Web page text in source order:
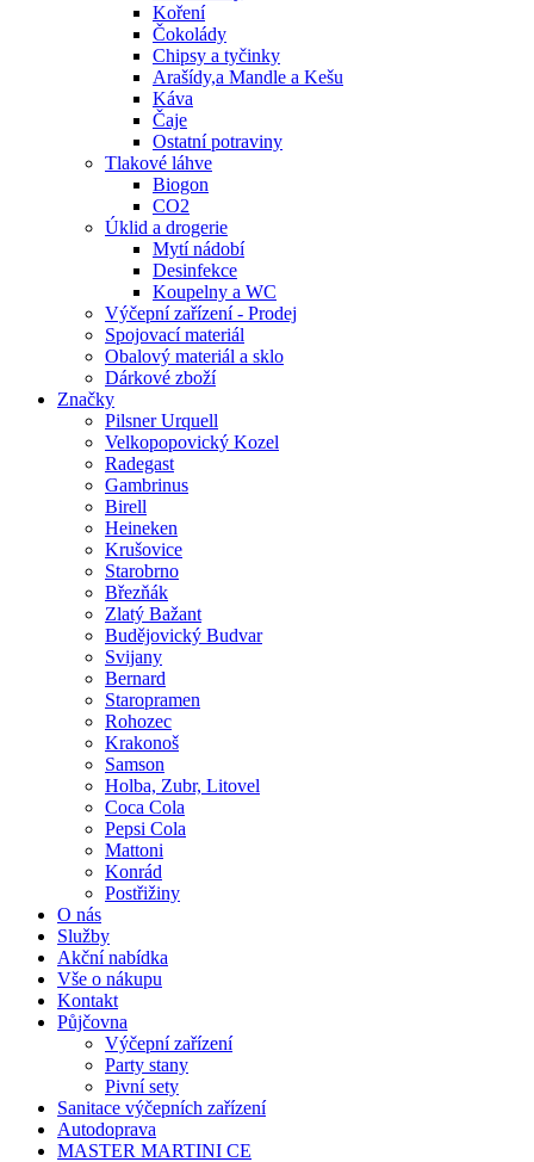
Koření
Čokolády
Chipsy a tyčinky
Arašídy,a Mandle a Kešu
Káva
Čaje
Ostatní potraviny
Tlakové láhve
Biogon
CO2
Úklid a drogerie
Mytí nádobí
Desinfekce
Koupelny a WC
Výčepní zařízení - Prodej
Spojovací materiál
Obalový materiál a sklo
Dárkové zboží
Značky
Pilsner Urquell
Velkopopovický Kozel
Radegast
Gambrinus
Birell
Heineken
Krušovice
Starobrno
Březňák
Zlatý Bažant
Budějovický Budvar
Svijany
Bernard
Staropramen
Rohozec
Krakonoš
Samson
Holba, Zubr, Litovel
Coca Cola
Pepsi Cola
Mattoni
Konrád
Postřižiny
O nás
Služby
Akční nabídka
Vše o nákupu
Kontakt
Půjčovna
Výčepní zařízení
Party stany
Pivní sety
Sanitace výčepních zařízení
Autodoprava
MASTER MARTINI CE